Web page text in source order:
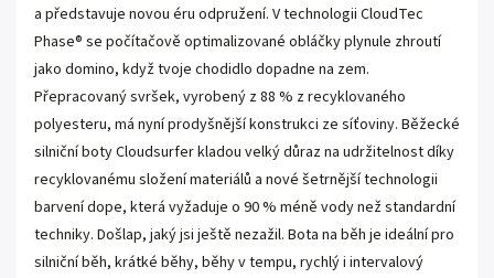
a představuje novou éru odpružení. V technologii CloudTec
Phase® se počítačově optimalizované obláčky plynule zhroutí
jako domino, když tvoje chodidlo dopadne na zem.
Přepracovaný svršek, vyrobený z 88 % z recyklovaného
polyesteru, má nyní prodyšnější konstrukci ze síťoviny. Běžecké
silniční boty Cloudsurfer kladou velký důraz na udržitelnost díky
recyklovanému složení materiálů a nové šetrnější technologii
barvení dope, která vyžaduje o 90 % méně vody než standardní
techniky. Došlap, jaký jsi ještě nezažil. Bota na běh je ideální pro
silniční běh, krátké běhy, běhy v tempu, rychlý i intervalový